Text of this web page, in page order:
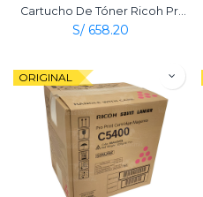
S/ 658.20
ORIGINAL